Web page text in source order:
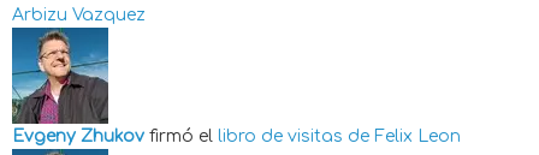
Arbizu Vazquez
Evgeny Zhukov firmó el libro de visitas de Felix Leon